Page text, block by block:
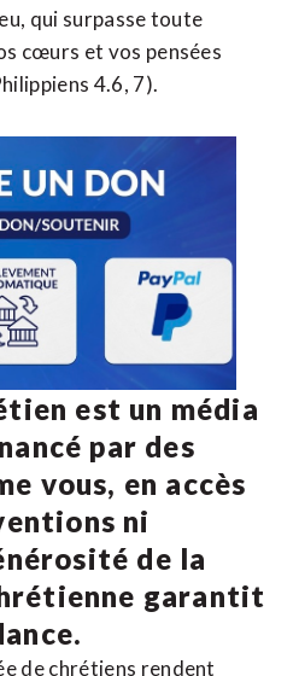
qui surpasse toute
cœurs et vos pensées
4.6, 7).
est un média
par des
vous, en accès
ni
de la
garantit
de chrétiens rendent